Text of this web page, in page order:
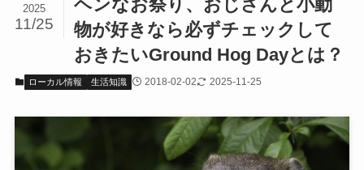
ヘンなお祭り、おじさんと小動
物が好きなら必ずチェックして
おきたいGround Hog Dayとは？
2025
11/25
ローカル情報 生活知識 2018-02-02 2025-11-25